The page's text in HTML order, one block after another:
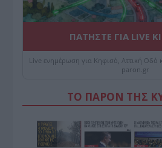
ΠΑΤΗΣΤΕ ΓΙΑ LIVE
Live ενημέρωση για Κηφισό, Αττική Οδό
paron.gr
ΤΟ ΠΑΡΟΝ ΤΗΣ